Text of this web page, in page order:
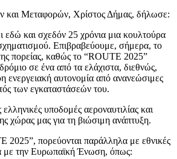
Μεταφορών, Χρίστος Δήμας, δήλωσε:
εδώ και σχεδόν 25 χρόνια μια κουλτούρα
Επιβραβεύουμε, σήμερα, το
πορείας, καθώς το “ROUTE 2025”
σε ένα από τα ελάχιστα, διεθνώς,
ενεργειακή αυτονομία από ανανεώσιμες
των εγκαταστάσεών του.
υποδομές αεροναυτιλίας και
χώρας μας για τη βιώσιμη ανάπτυξη.
2025”, πορεύονται παράλληλα με εθνικές
με την Ευρωπαϊκή Ένωση, όπως: